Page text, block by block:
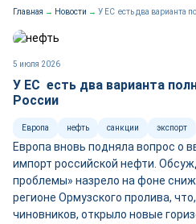
Реклама. ООО «Русь-Турбо», ИНН
Главная → Новости → У ЕС есть два варианта
5 июля 2026
У ЕС есть два варианта
России
Европа нефть санкции экспорт
Европа вновь подняла вопрос о
импорт российской нефти.
проблемы» назрело на фоне
регионе Ормузского пролива,
чиновников, открыло новые